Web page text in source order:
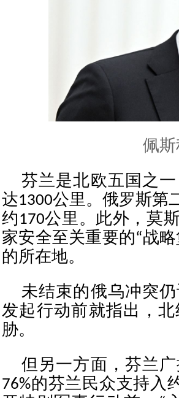
佩
芬兰是北欧五国之
达1300公里。俄罗斯第
约170公里。此外，莫
家安全至关重要的“战
的所在地。
未结束的俄乌冲突
发起行动前就指出，
胁。
但另一方面，芬兰
76%的芬兰民众支持入